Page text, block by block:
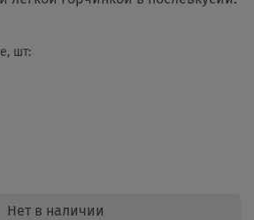
шт:
Нет в наличии